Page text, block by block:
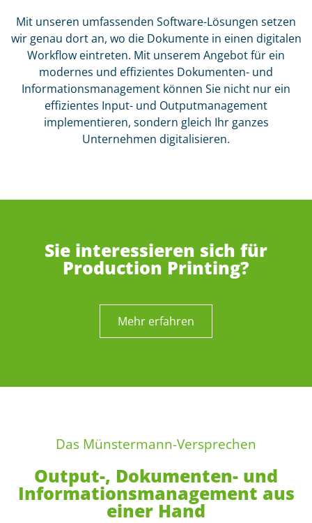
Mit unseren umfassenden Software-Lösungen setzen
wir genau dort an, wo die Dokumente in einen digitalen
Workflow eintreten. Mit unserem Angebot für ein
modernes und effizientes Dokumenten- und
Informationsmanagement können Sie nicht nur ein
effizientes Input- und Outputmanagement
implementieren, sondern gleich Ihr ganzes
Unternehmen digitalisieren.
Sie interessieren sich für
Production Printing?
Mehr erfahren
Das Münstermann-Versprechen
Output-, Dokumenten- und
Informationsmanagement aus
einer Hand